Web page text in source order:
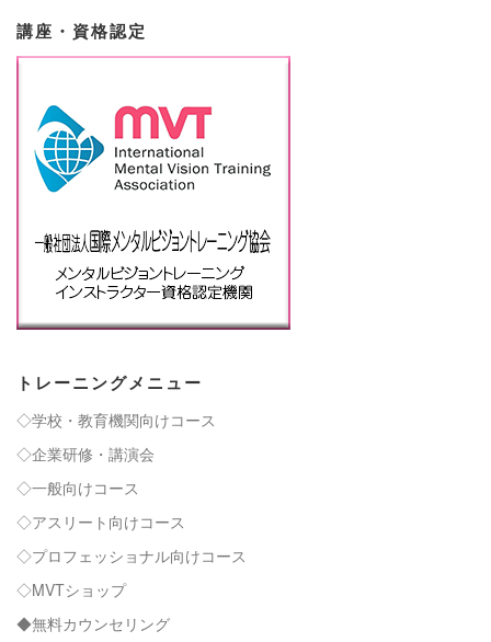
講座・資格認定
トレーニングメニュー
◇学校・教育機関向けコース
◇企業研修・講演会
◇一般向けコース
◇アスリート向けコース
◇プロフェッショナル向けコース
◇MVTショップ
◆無料カウンセリング